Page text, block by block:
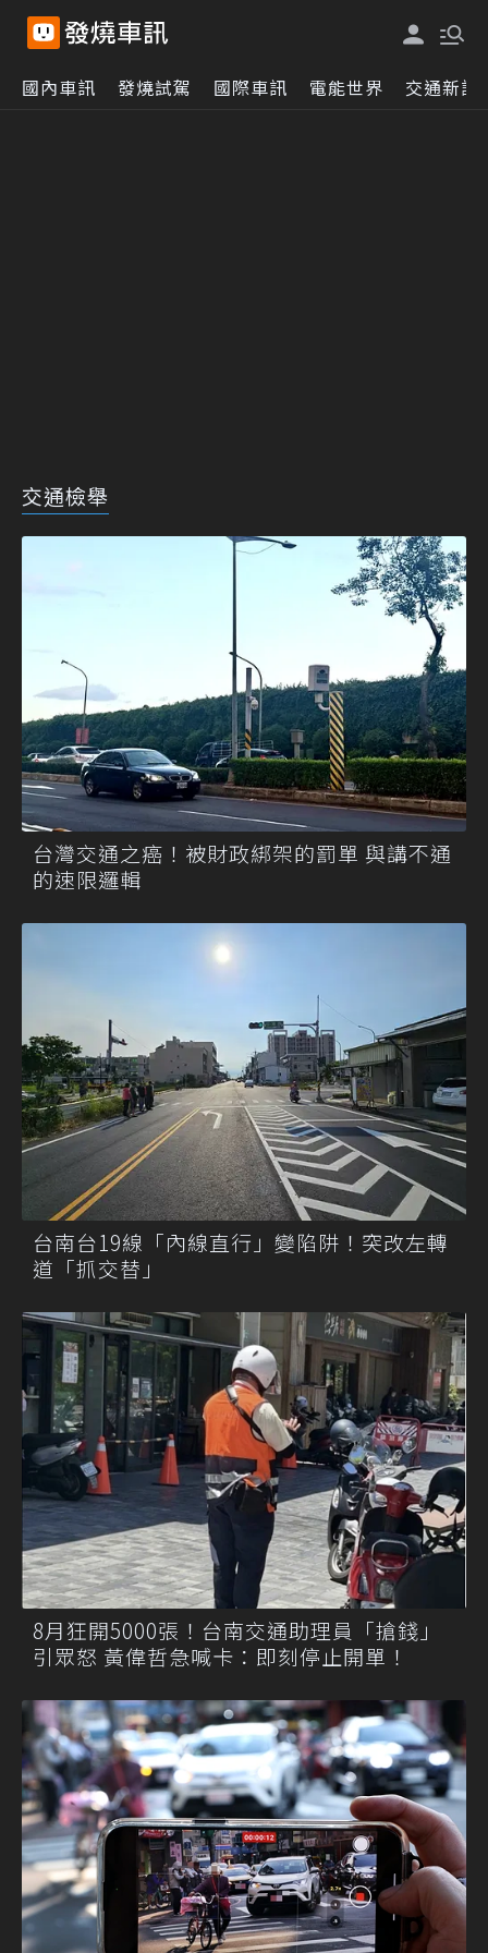
國內車訊 發燒試駕 國際車訊 電能世界 交通新訊
交通檢舉
台灣交通之癌！被財政綁架的罰單 與講不通
的速限邏輯
台南台19線「內線直行」變陷阱！突改左轉
道「抓交替」
8月狂開5000張！台南交通助理員「搶錢」
引眾怒 黃偉哲急喊卡：即刻停止開單！